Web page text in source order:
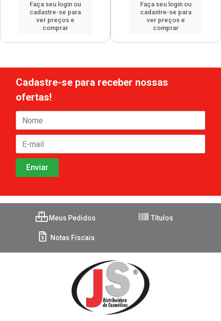
Faça seu login ou
cadastre-se para
ver preços e
comprar
Faça seu login ou
cadastre-se para
ver preços e
comprar
Cadastre-se para receber nossas
ofertas!
Meus Pedidos Títulos
Notas Fiscais